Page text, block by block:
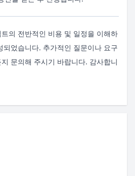
의 전반적인 비용 및 일정을 이해하
되었습니다. 추가적인 질문이나 요구
문의해 주시기 바랍니다. 감사합니